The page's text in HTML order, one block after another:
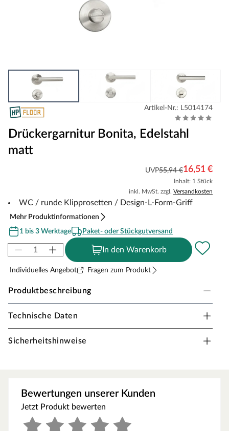
Artikel-Nr.: L5014174
Drückergarnitur Bonita, Edelstahl
matt
UVP55,94 €16,51 €
Inhalt: 1 Stück
inkl. MwSt. zzgl. Versandkosten
WC / runde Klipprosetten / Design-L-Form-Griff
Mehr Produktinformationen
1 bis 3 Werktage
Paket- oder Stückgutversand
In den Warenkorb
Individuelles Angebot Fragen zum Produkt
Produktbeschreibung
Drückergarnitur Bonita, Edelstahl matt
Drückergarnitur in WC-Ausführung mit Design-L-Form-
und Schlüsselabdeckung. Die Rosetten decken nur die
Bereiche um den Drücker bzw. um das Schlüsselloch ab.
Das klassische Standardschloss für Bäder und Toiletten
Technische Daten
Sicherheitshinweise
Bewertungen unserer Kunden
Jetzt Produkt bewerten